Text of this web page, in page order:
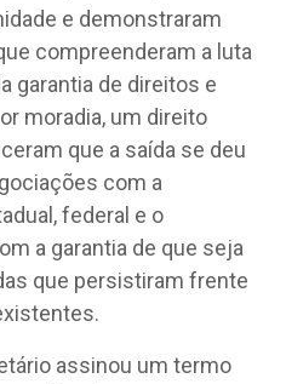
e demonstraram
compreenderam a luta
garantia de direitos e
moradia, um direito
que a saída se deu
com a
federal e o
a garantia de que seja
que persistiram frente
assinou um termo